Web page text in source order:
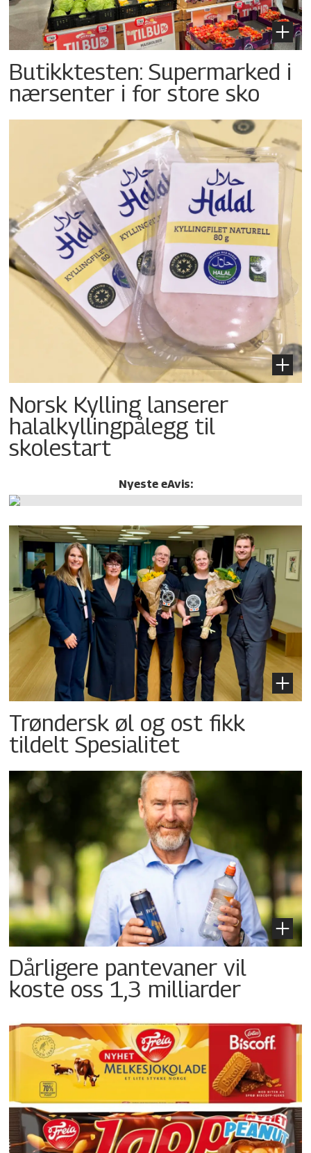
Butikktesten: Supermarked i
nærsenter i for store sko
Norsk Kylling lanserer
halalkylling­pålegg til
skolestart
Nyeste eAvis:
Trøndersk øl og ost fikk
tildelt Spesialitet
Dårligere pantevaner vil
koste oss 1,3 milliarder